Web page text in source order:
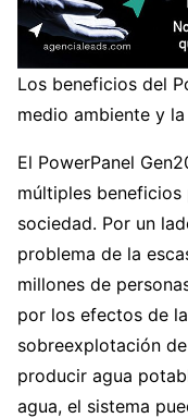
Los beneficios del
medio ambiente y
El PowerPanel
múltiples
sociedad. Por un
problema de la
millones de
por los efectos de
sobreexplotación
producir agua
agua, el sistema